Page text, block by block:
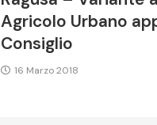
Agricolo Urbano
Consiglio
16 Marzo 2018